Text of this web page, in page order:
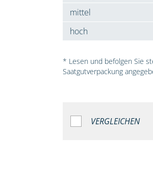
mittel
hoch
* Lesen und befolgen Sie
Saatgutverpackung
VERGLEICHEN